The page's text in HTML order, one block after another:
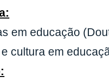
em educação
cultura em